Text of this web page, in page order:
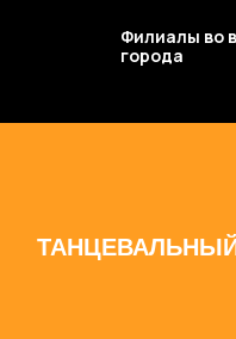
Филиалы во
города
ТАНЦЕВАЛЬНЫЙ